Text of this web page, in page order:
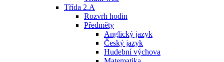
Třída 2.A
Rozvrh hodin
Předměty
Anglický jazyk
Český jazyk
Hudební výchova